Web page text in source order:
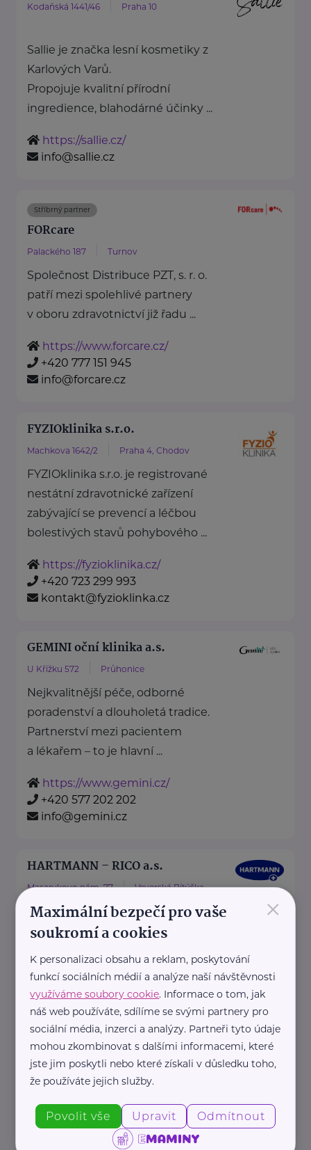
Kodaňská 1441/46 Praha 10
Sallie je značka lesní kosmetiky z
Karlových Varů.
Propojuje kvalitní přírodní
ingredience, blahodárné účinky ...
https://sallie.cz/
info@sallie.cz
Stříbrný partner
FORcare
Palackého 187 Turnov
Společnost Distribuce PZT, s. r. o.
patří mezi spolehlivé partnery
v oboru zdravotnictví již řadu ...
https://www.forcare.cz/
+420 777 151 945
info@forcare.cz
FYZIOklinika s.r.o.
Machkova 1642/2 Praha 4, Chodov
FYZIOklinika s.r.o. je registrované
nestátní zdravotnické zařízení
zabývající se prevencí a léčbou
bolestivých stavů pohybového ...
https://fyzioklinika.cz/
+420 723 299 993
kontakt@fyzioklinka.cz
GEMINI oční klinika a.s.
U Křížku 572 Průhonice
Nejkvalitnější péče, odborné
poradenství a dlouholetá tradice.
Partnerství mezi pacientem
a lékařem – to je hlavní ...
https://www.gemini.cz/
+420 577 202 202
info@gemini.cz
HARTMANN – RICO a.s.
Masarykovo nám. 77 Veverská Bítýška
zdravotnické pomůcky a
hygienická řešení s dlouholetou
tradicí.
Zaměřuje ...
https://hartmanndirect.com/cs-cz
info@hartmanndirect.cz
×
Maximální bezpečí pro vaše
soukromí a cookies
K personalizaci obsahu a reklam, poskytování
funkcí sociálních médií a analýze naší návštěvnosti
využíváme soubory cookie. Informace o tom, jak
náš web používáte, sdílíme se svými partnery pro
sociální média, inzerci a analýzy. Partneři tyto údaje
mohou zkombinovat s dalšími informacemi, které
jste jim poskytli nebo které získali v důsledku toho,
že používáte jejich služby.
Povolit vše Upravit Odmítnout